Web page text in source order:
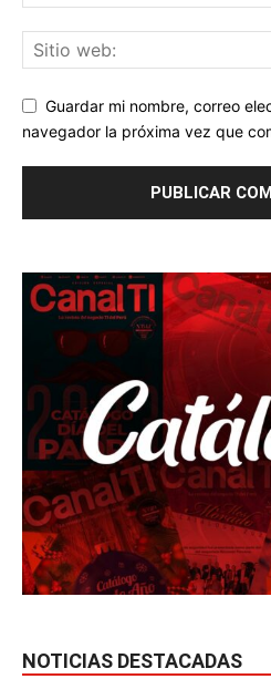
Guardar mi nombre, correo
navegador la próxima vez que
NOTICIAS DESTACADAS